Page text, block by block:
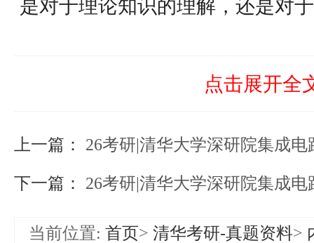
是对于理论知识的理解，还是对
深厚的学术功底和丰富的教学经
术知识讲解得深入浅出。书中穿
点击展开全
上一篇： 26考研|清华大学深研院集成
下一篇： 26考研|清华大学深研院集成电路与
当前位置: 首页> 清华考研-真题资料>